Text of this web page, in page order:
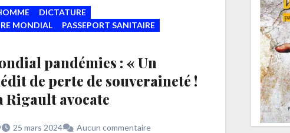
DICTATURE
MONDIAL
PASSEPORT SANITAIRE
pandémies : « Un
de perte de souveraineté !
Rigault avocate
25 mars 2024 Aucun commentaire